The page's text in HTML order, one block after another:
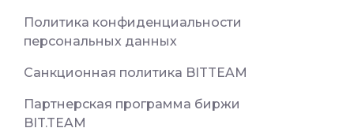
Политика конфиденциальности
персональных данных
Санкционная политика BITTEAM
Партнерская программа биржи
BIT.TEAM